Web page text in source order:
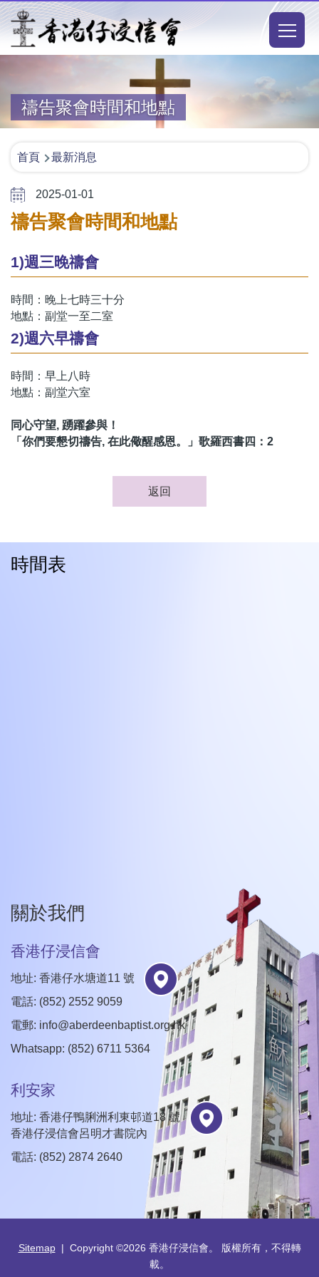
移至主內容
Main
禱告聚會時間和地點
導
連
結
首頁 最新消息
2025-01-01
禱告聚會時間和地點
1)週三晚禱會
時間：晚上七時三十分
地點：副堂一至二室
2)週六早禱會
時間：早上八時
地點：副堂六室
同心守望, 踴躍參與！
「你們要懇切禱告, 在此儆醒感恩。」歌羅西書四：2
返回
時間表
關於我們
香港仔浸信會
地址: 香港仔水塘道11 號
電話: (852) 2552 9059
電郵: info@aberdeenbaptist.org.hk
Whatsapp: (852) 6711 5364
利安家
地址: 香港仔鴨脷洲利東邨道18 號
香港仔浸信會呂明才書院內
電話: (852) 2874 2640
Sitemap| Copyright ©2026 香港仔浸信會。 版權所有，不得轉
載。